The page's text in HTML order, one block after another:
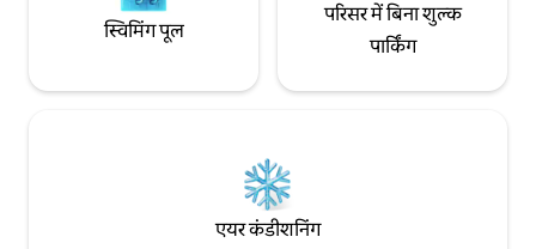
स्विमिंग पूल
परिसर में बिना शुल्क
पार्किंग
एयर कंडीशनिंग